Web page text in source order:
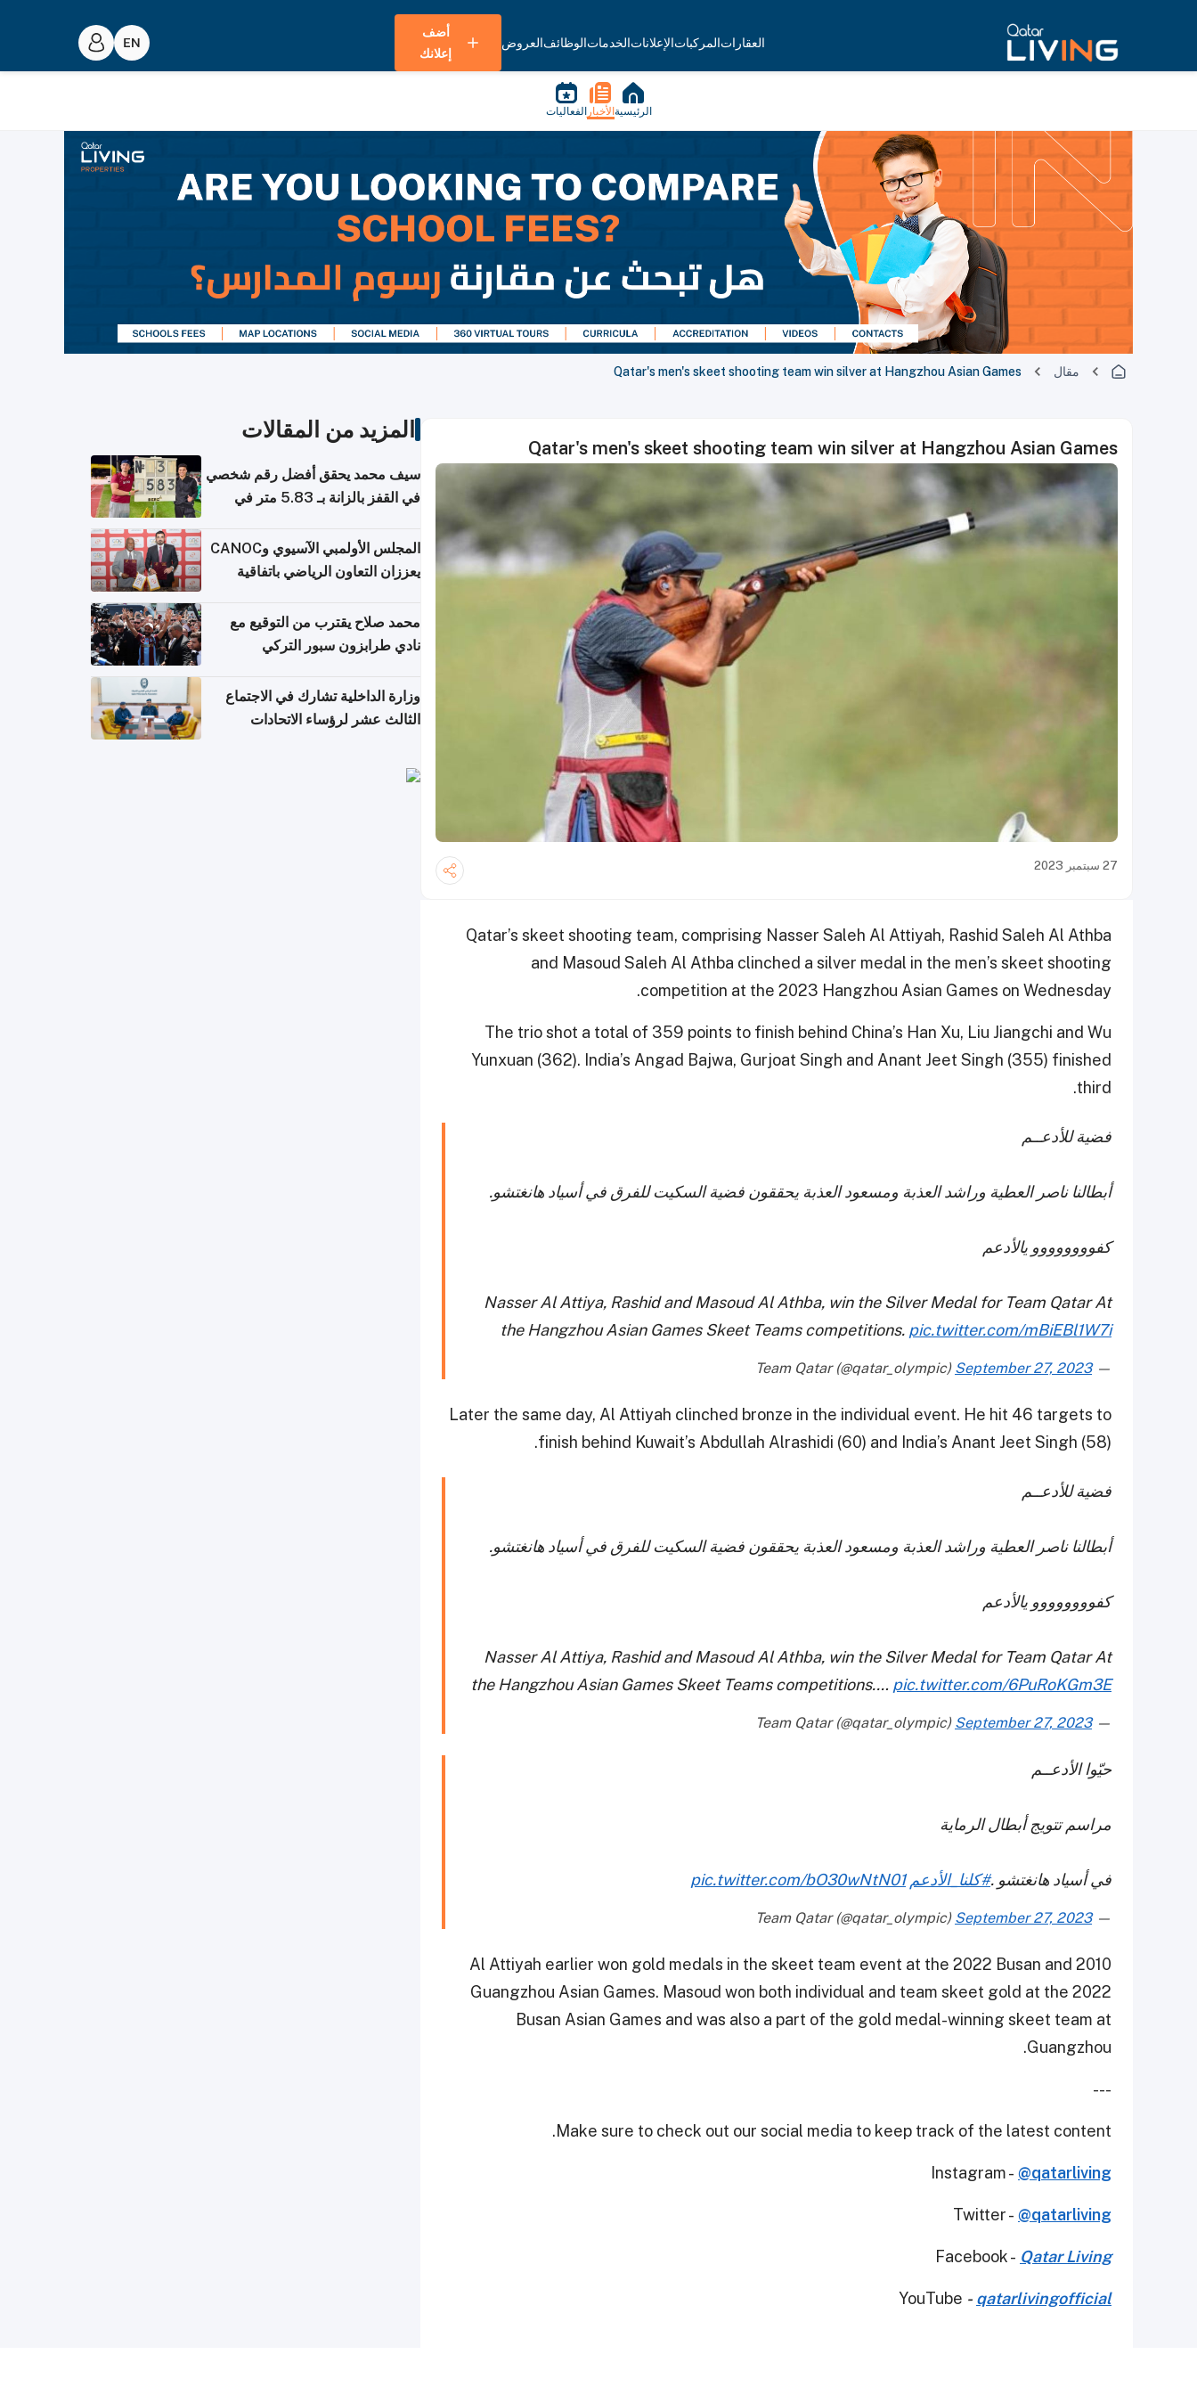
العقاراتالمركباتالإعلاناتالخدماتالوظائفالعروض
أضف
إعلانك
الرئيسية الأخبار الفعاليات
مقال Qatar's men's skeet shooting team win silver at Hangzhou Asian Games
Qatar's men's skeet shooting team win silver at Hangzhou Asian Games
27 سبتمبر 2023
Qatar’s skeet shooting team, comprising Nasser Saleh Al Attiyah, Rashid Saleh Al Athba
and Masoud Saleh Al Athba clinched a silver medal in the men’s skeet shooting
competition at the 2023 Hangzhou Asian Games on Wednesday.
The trio shot a total of 359 points to finish behind China’s Han Xu, Liu Jiangchi and Wu
Yunxuan (362). India’s Angad Bajwa, Gurjoat Singh and Anant Jeet Singh (355) finished
third.
فضية للأدعــم
أبطالنا ناصر العطية وراشد العذبة ومسعود العذبة يحققون فضية السكيت للفرق في أسياد هانغتشو.
كفوووووووو يالأدعم
Nasser Al Attiya, Rashid and Masoud Al Athba, win the Silver Medal for Team Qatar At
the Hangzhou Asian Games Skeet Teams competitions. pic.twitter.com/mBiEBl1W7i
— Team Qatar (@qatar_olympic)
September 27, 2023
Later the same day, Al Attiyah clinched bronze in the individual event. He hit 46 targets to
finish behind Kuwait’s Abdullah Alrashidi (60) and India’s Anant Jeet Singh (58).
فضية للأدعــم
أبطالنا ناصر العطية وراشد العذبة ومسعود العذبة يحققون فضية السكيت للفرق في أسياد هانغتشو.
كفوووووووو يالأدعم
Nasser Al Attiya, Rashid and Masoud Al Athba, win the Silver Medal for Team Qatar At
the Hangzhou Asian Games Skeet Teams competitions.… pic.twitter.com/6PuRoKGm3E
— Team Qatar (@qatar_olympic)
September 27, 2023
حيّوا الأدعــم
مراسم تتويج أبطال الرماية
في أسياد هانغتشو .#كلنا_الأدعم pic.twitter.com/bO30wNtN01
— Team Qatar (@qatar_olympic)
September 27, 2023
Al Attiyah earlier won gold medals in the skeet team event at the 2022 Busan and 2010
Guangzhou Asian Games. Masoud won both individual and team skeet gold at the 2022
Busan Asian Games and was also a part of the gold medal-winning skeet team at
Guangzhou.
---
Make sure to check out our social media to keep track of the latest content.
Instagram - @qatarliving
Twitter - @qatarliving
Facebook - Qatar Living
YouTube - qatarlivingofficial
المزيد من المقالات
سيف محمد يحقق أفضل رقم شخصي
في القفز بالزانة بـ 5.83 متر في
المجلس الأولمبي الآسيوي وCANOC
يعززان التعاون الرياضي باتفاقية
محمد صلاح يقترب من التوقيع مع
نادي طرابزون سبور التركي
وزارة الداخلية تشارك في الاجتماع
الثالث عشر لرؤساء الاتحادات
التعاون